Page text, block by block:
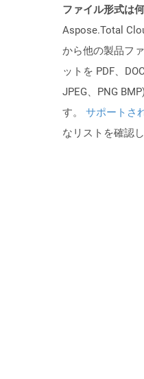
ファイル形式は
Aspose.Total
から他の製品フ
ットを PDF、
JPEG、PNG
す。 サポートさ
なリストを確認